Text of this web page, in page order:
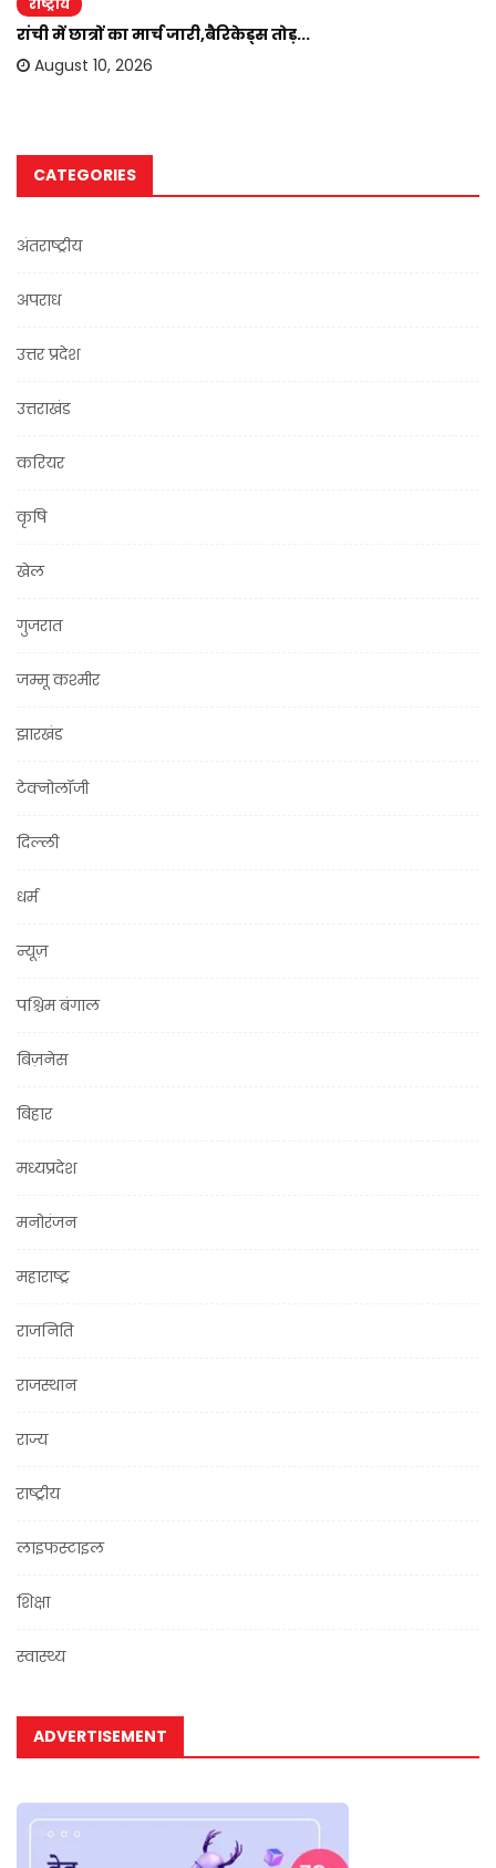
रांची में छात्रों का मार्च जारी,बैरिकेड्स तोड़...
August 10, 2026
CATEGORIES
अंतराष्ट्रीय
अपराध
उत्तर प्रदेश
उत्तराखंड
करियर
कृषि
खेल
गुजरात
जम्मू कश्मीर
झारखंड
टेक्नोलॉजी
दिल्ली
धर्म
न्यूज़
पश्चिम बंगाल
बिज़नेस
बिहार
मध्यप्रदेश
मनोरंजन
महाराष्ट्र
राजनिति
राजस्थान
राज्य
राष्ट्रीय
लाइफस्टाइल
शिक्षा
स्वास्थ्य
ADVERTISEMENT